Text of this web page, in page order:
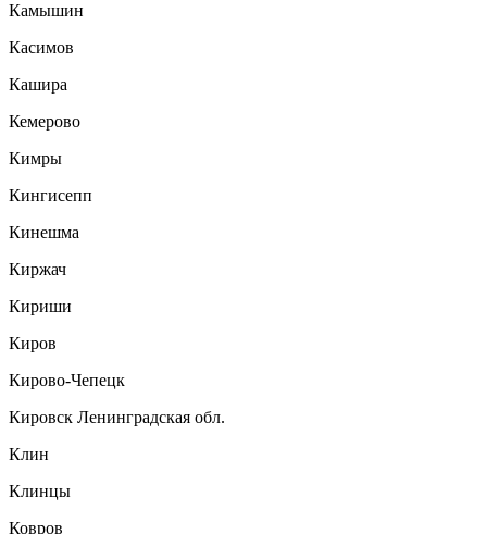
Камышин
Касимов
Кашира
Кемерово
Кимры
Кингисепп
Кинешма
Киржач
Кириши
Киров
Кирово-Чепецк
Кировск Ленинградская обл.
Клин
Клинцы
Ковров